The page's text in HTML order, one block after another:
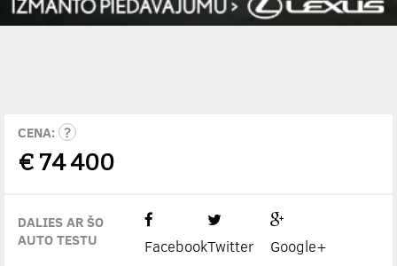
CENA:
€ 74 400
DALIES AR ŠO
AUTO TESTU
FacebookTwitter Google+